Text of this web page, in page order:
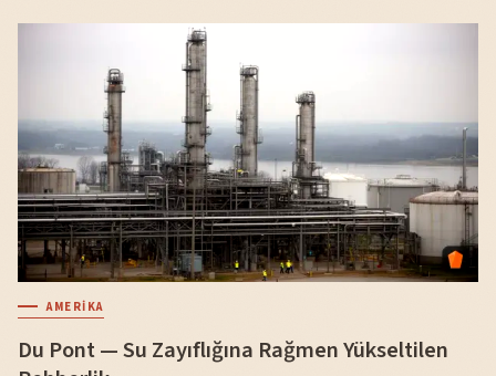
AMERIKA
Du Pont — Su Zayıflığına Rağmen Yükseltilen